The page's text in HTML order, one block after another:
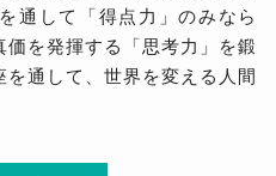
通して「得点力」のみなら
を発揮する「思考力」を鍛
通して、世界を変える人間